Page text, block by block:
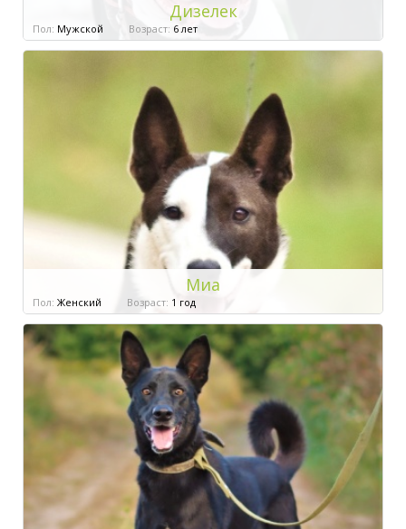
Дизелек
Пол: Мужской Возраст: 6 лет
Миа
Пол: Женский Возраст: 1 год